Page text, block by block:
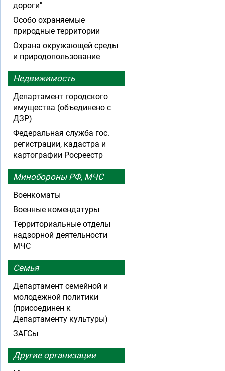
дороги"
Особо охраняемые
природные территории
Охрана окружающей среды
и природопользование
Недвижимость
Департамент городского
имущества (объединено с
ДЗР)
Федеральная служба гос.
регистрации, кадастра и
картографии Росреестр
Минобороны РФ, МЧС
Военкоматы
Военные комендатуры
Территориальные отделы
надзорной деятельности
МЧС
Семья
Департамент семейной и
молодежной политики
(присоединен к
Департаменту культуры)
ЗАГСы
Другие организации